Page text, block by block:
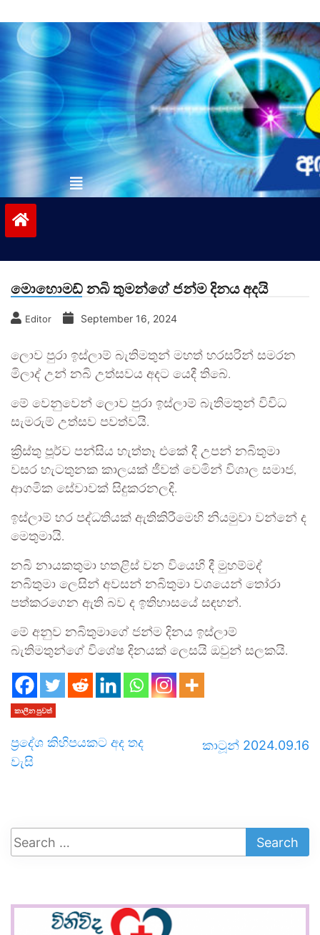
to
contentvinivida.lk
මොහොමඩ් නබි තුමන්ගේ ජන්ම දිනය අදයි
Editor September 16, 2024
ලොව පුරා ඉස්ලාම් බැතිමතුන් මහත් හරසරින් සමරන
මිලාද් උන් නබි උත්සවය අදට යෙදී තිබේ.
මේ වෙනුවෙන් ලොව පුරා ඉස්ලාම් බැතිමතුන් විවිධ
සැමරුම් උත්සව පවත්වයි.
ක්‍රිස්තු පූර්ව පන්සිය හැත්තෑ එකේ දී උපන් නබිතුමා
වසර හැටතුනක කාලයක් ජීවත් වෙමින් විශාල සමාජ,
ආගමික සේවාවක් සිදුකරනලදි.
ඉස්ලාම් හර පද්ධතියක් ඇතිකිරීමෙහි නියමුවා වන්නේ ද
මෙතුමායි.
නබි නායකතුමා හතළිස් වන වියෙහි දී මුහම්මද්
නබිතුමා ලෙසින් අවසන් නබිතුමා වශයෙන් තෝරා
පත්කරගෙන ඇති බව ද ඉතිහාසයේ සඳහන්.
මේ අනුව නබිතුමාගේ ජන්ම දිනය ඉස්ලාම්
බැතිමතුන්ගේ විශේෂ දිනයක් ලෙසයි ඔවුන් සලකයි.
කාලීන පුවත්
ප්‍රදේශ කිහිපයකට අද තද
වැසි
කාටූන් 2024.09.16